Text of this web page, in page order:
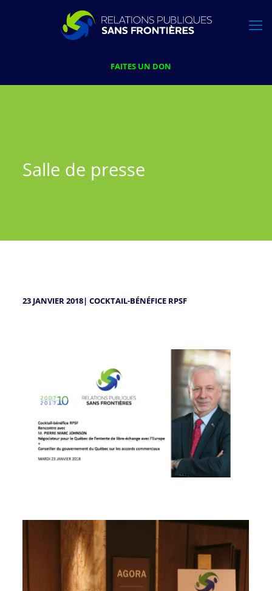
FAITES UN DON
Salle de presse
23 JANVIER 2018| COCKTAIL-BÉNÉFICE RPSF